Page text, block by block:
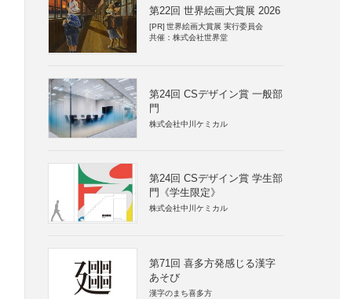
第22回 世界絵画大賞展 2026
[PR] 世界絵画大賞展 実行委員会
共催：株式会社世界堂
第24回 CSデザイン賞 一般部
門
株式会社中川ケミカル
第24回 CSデザイン賞 学生部
門《学生限定》
株式会社中川ケミカル
第71回 喜多方発感じる漢字
あそび
漢字のまち喜多方